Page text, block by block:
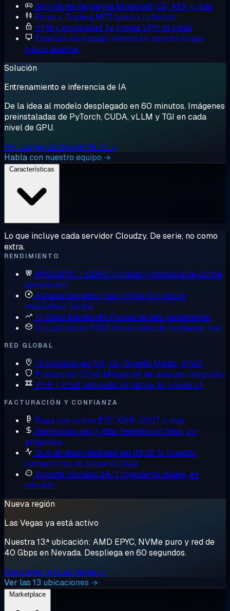
Servidores de juegos Minecraft, CS, ARK y más
Forex y Trading MT5 junto a tu bróker
VPN y privacidad Tu propia VPN privada
Estación de trabajo remota Un escritorio que
nunca duerme
Solución
Entrenamiento e inferencia de IA
De la idea al modelo desplegado en 60 minutos. Imágenes
preinstaladas de PyTorch, CUDA, vLLM y TGI en cada
nivel de GPU.
Ver cargas de trabajo de IA →
Habla con nuestro equipo →
Lo que incluye cada servidor Cloudzy. De serie, no como
extra.
RENDIMIENTO
AMD EPYC + DDR5 Núcleos y memoria de última
generación
Almacenamiento puro NVMeSin discos
mecánicos, nunca
10 Gbps Bandwidth Planes de alto rendimiento
Virtualización KVM Aislamiento de hardware real
RED GLOBAL
13 ubicaciones NA, UE, Oriente Medio, APAC
Protección DDoS Mitigación de ataques integrada
IPv6 + IPv4 dedicadav6 nativa, tu propia v4
FACTURACIÓN Y CONFIANZA
Paga con cripto BTC, XMR, USDT y más
Reembolso de 14 días Reembolso total, sin
preguntas
SLA de disponibilidad del 99,95 % Nuestro
compromiso de disponibilidad
Soporte humano 24/7 Ingenieros reales, en
minutos
Nueva región
Las Vegas ya está activo
Nuestra 13.ª ubicación: AMD EPYC, NVMe puro y red de
40 Gbps en Nevada. Despliega en 60 segundos.
Desplegar en Las Vegas →
Ver las 13 ubicaciones →